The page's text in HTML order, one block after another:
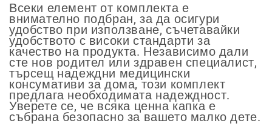
Всеки елемент от комплекта е
внимателно подбран, за да осигури
удобство при използване, съчетавайки
удобството с високи стандарти за
качество на продукта. Независимо дали
сте нов родител или здравен специалист,
търсещ надеждни медицински
консумативи за дома, този комплект
предлага необходимата надеждност.
Уверете се, че всяка ценна капка е
събрана безопасно за вашето малко дете.